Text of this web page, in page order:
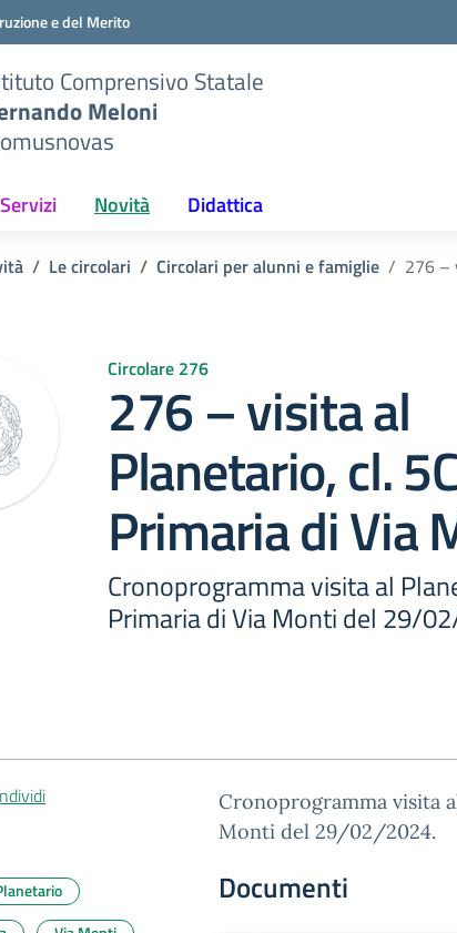
e del Merito
Comprensivo Statale
Meloni
Servizi Novità Didattica
Le circolari Circolari per alunni e famiglie 276 –
Circolare 276
276 – visita al
Planetario, cl.
Primaria di Via
Cronoprogramma visita al
Primaria di Via Monti del 29/
Cronoprogramma visita
Monti del 29/02/2024.
Documenti